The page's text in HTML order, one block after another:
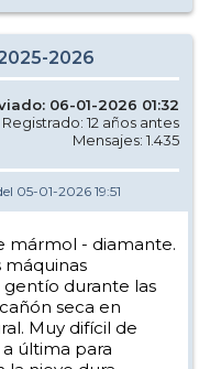
2026
06-01-2026 01:32
Registrado: 12 años antes
Mensajes: 1.435
05-01-2026 19:51
mármol - diamante.
máquinas
durante las
seca en
Muy difícil de
última para